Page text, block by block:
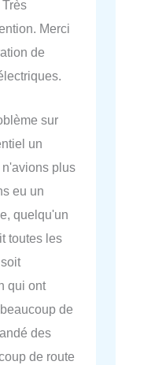
Merci
de
sur
un
plus
eu un
quelqu'un
toutes les
qui ont
de
des
de route